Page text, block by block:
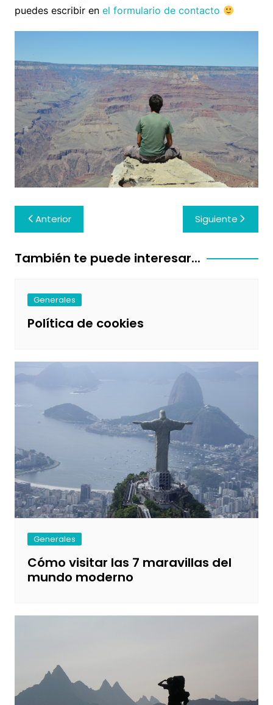
puedes escribir en el formulario de contacto
Navegación
de
entradas
Anterior Siguiente
También te puede interesar...
Generales
Política de cookies
Generales
Cómo visitar las 7 maravillas del
mundo moderno